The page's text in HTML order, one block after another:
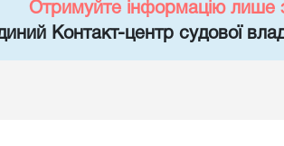
Отримуйте інформацію лише
Контакт-центр судової